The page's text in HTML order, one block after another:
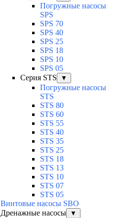
Погружные насосы
SPS
SPS 70
SPS 40
SPS 25
SPS 18
SPS 10
SPS 05
Серия STS
▼
Погружные насосы
STS
STS 80
STS 60
STS 55
STS 40
STS 35
STS 25
STS 18
STS 13
STS 10
STS 07
STS 05
Винтовые насосы SBO
Дренажные насосы
▼